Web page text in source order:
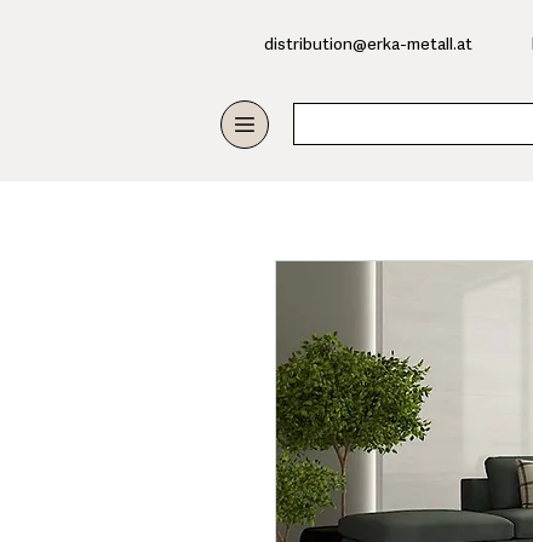
​distribution@erka-metall.at